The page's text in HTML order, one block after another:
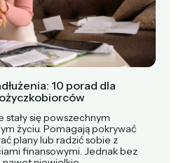
10 porad dla
się powszechnym
życiu. Pomagają pokrywać
plany lub radzić sobie z
finansowymi. Jednak bez